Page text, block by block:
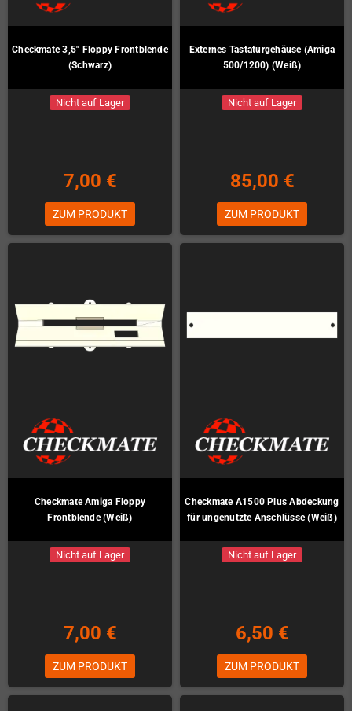
Checkmate 3,5" Floppy Frontblende
(Schwarz)
Nicht auf Lager
7,00 €
ZUM PRODUKT
Externes Tastaturgehäuse (Amiga
500/1200) (Weiß)
Nicht auf Lager
85,00 €
ZUM PRODUKT
Checkmate Amiga Floppy
Frontblende (Weiß)
Nicht auf Lager
7,00 €
ZUM PRODUKT
Checkmate A1500 Plus Abdeckung
für ungenutzte Anschlüsse (Weiß)
Nicht auf Lager
6,50 €
ZUM PRODUKT